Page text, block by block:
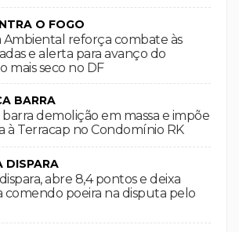
O FOGO
Ambiental reforça combate às
e alerta para avanço do
mais seco no DF
BARRA
barra demolição em massa e impõe
à Terracap no Condomínio RK
DISPARA
abre 8,4 pontos e deixa
comendo poeira na disputa pelo